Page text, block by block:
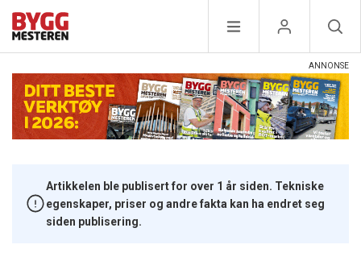
Artikkelen ble publisert for over 1 år siden. Tekniske
egenskaper, priser og andre fakta kan ha endret seg
siden publisering.